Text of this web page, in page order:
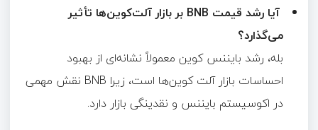
آیا رشد قیمت BNB بر بازار آلت‌کوین‌ها تأثیر
می‌گذارد؟
بله، رشد بایننس کوین معمولاً نشانه‌ای از بهبود
احساسات بازار آلت‌ کوین‌ها است، زیرا BNB نقش مهمی
در اکوسیستم بایننس و نقدینگی بازار دارد.